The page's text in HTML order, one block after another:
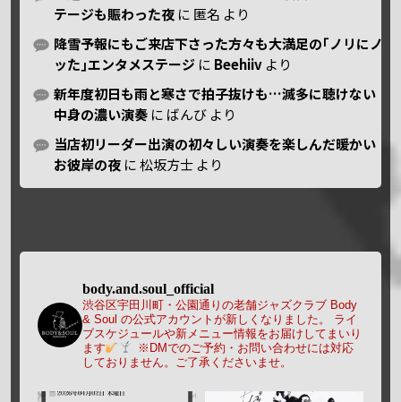
テージも賑わった夜 に 匿名 より
降雪予報にもご来店下さった方々も大満足の｢ノリにノ
ッた｣エンタメステージ に Beehiiv より
新年度初日も雨と寒さで拍子抜けも…滅多に聴けない
中身の濃い演奏 に ばんび より
当店初リーダー出演の初々しい演奏を楽しんだ暖かい
お彼岸の夜 に松坂方士 より
body.and.soul_official
渋谷区宇田川町・公園通りの老舗ジャズクラブ Body
& Soul の公式アカウントが新しくなりました。
ライ
ブスケジュールや新メニュー情報をお届けしてまいり
ます
※DMでのご予約・お問い合わせには対応
しておりません。ご了承くださいませ。